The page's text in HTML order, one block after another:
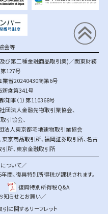
会等
び第二種金融商品取引業)／関東財務
第127号
省20240430商第6号
食第341号
事（1）第110368号
団法人金融先物取引業協会、
引協会、
法人東京都宅地建物取引業協会
東京商品取引所、福岡証券取引所、名古
引所、 東京金融取引所
ついて／
間、復興特別所得税が課税されます。
復興特別所得税Q&A
知らせとお願い／
に関するリーフレット